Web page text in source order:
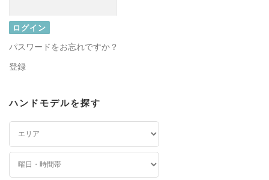
パスワードをお忘れですか？
登録
ハンドモデルを探す